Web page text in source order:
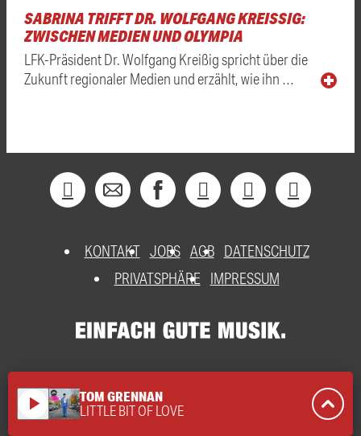
SABRINA TRIFFT DR. WOLFGANG KREISSIG: Z
WISCHEN MEDIEN UND OLYMPIA
LFK-Präsident Dr. Wolfgang Kreißig spricht über die
Zukunft regionaler Medien und erzählt, wie ihn …
KONTAKT JOBS AGB DATENSCHUTZ
PRIVATSPHÄRE
IMPRESSUM
play_arrow TOM GRENNAN
LITTLE BIT OF LOVE